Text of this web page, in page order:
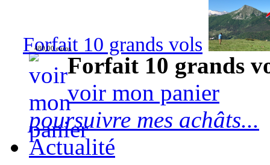
Forfait 10 grands vols
480,00 euros
Forfait 10 grands
voir mon panier
poursuivre mes achâts...
Actualité